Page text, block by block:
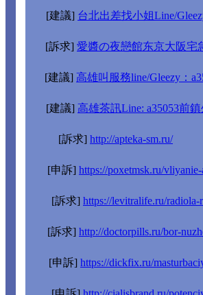
[建議] 台北出差找小姐Line/
[訴求] 愛醬の夜戀館东京大阪宅
[建議] 高雄叫服務line/Gleezy：
[建議] 高雄茶訊Line: a35053前
[訴求] http://apteka-sm.ru/
[申訴] https://poxetmsk.ru/
[訴求] https://levitralife.ru/radiola-
[訴求] http://doctorpills.ru/bor-
[申訴] https://dickfix.ru/